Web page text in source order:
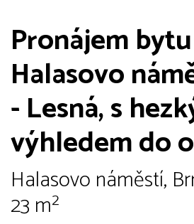
Pronájem
Halasovo
- Lesná, s
výhledem do
Halasovo náměstí,
23 m²